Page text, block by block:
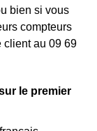
bien si vous
compteurs
client au 09 69
le premier